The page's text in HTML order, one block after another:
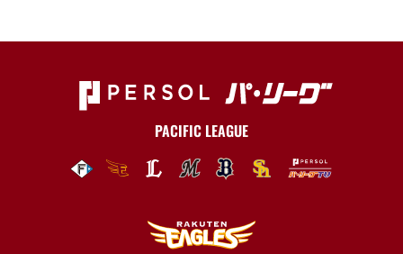
PACIFIC LEAGUE